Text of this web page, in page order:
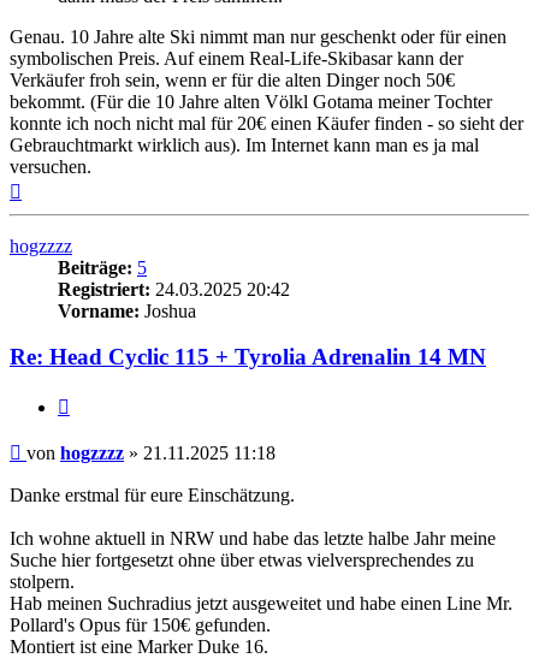
Genau. 10 Jahre alte Ski nimmt man nur geschenkt oder für einen
symbolischen Preis. Auf einem Real-Life-Skibasar kann der
Verkäufer froh sein, wenn er für die alten Dinger noch 50€
bekommt. (Für die 10 Jahre alten Völkl Gotama meiner Tochter
konnte ich noch nicht mal für 20€ einen Käufer finden - so sieht der
Gebrauchtmarkt wirklich aus). Im Internet kann man es ja mal
versuchen.
hogzzzz
Beiträge: 5
Registriert: 24.03.2025 20:42
Vorname: Joshua
Re: Head Cyclic 115 + Tyrolia Adrenalin 14 MN
Beitrag
von hogzzzz » 21.11.2025 11:18
Danke erstmal für eure Einschätzung.
Ich wohne aktuell in NRW und habe das letzte halbe Jahr meine
Suche hier fortgesetzt ohne über etwas vielversprechendes zu
stolpern.
Hab meinen Suchradius jetzt ausgeweitet und habe einen Line Mr.
Pollard's Opus für 150€ gefunden.
Montiert ist eine Marker Duke 16.